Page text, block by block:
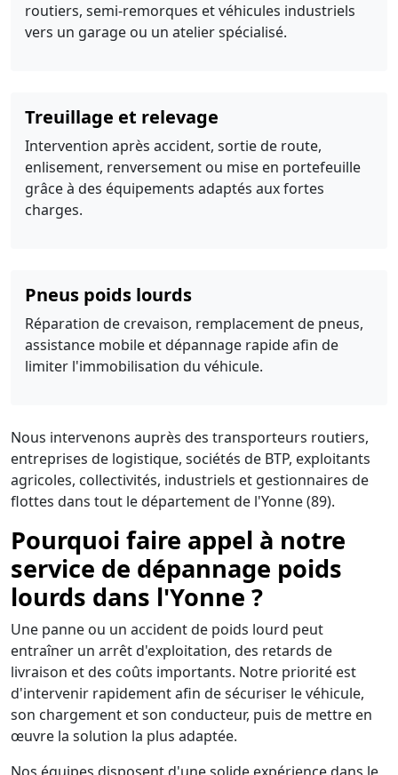
routiers, semi-remorques et véhicules industriels
vers un garage ou un atelier spécialisé.
Treuillage et relevage
Intervention après accident, sortie de route,
enlisement, renversement ou mise en portefeuille
grâce à des équipements adaptés aux fortes
charges.
Pneus poids lourds
Réparation de crevaison, remplacement de pneus,
assistance mobile et dépannage rapide afin de
limiter l'immobilisation du véhicule.
Nous intervenons auprès des transporteurs routiers,
entreprises de logistique, sociétés de BTP, exploitants
agricoles, collectivités, industriels et gestionnaires de
flottes dans tout le département de l'Yonne (89).
Pourquoi faire appel à notre
service de dépannage poids
lourds dans l'Yonne ?
Une panne ou un accident de poids lourd peut
entraîner un arrêt d'exploitation, des retards de
livraison et des coûts importants. Notre priorité est
d'intervenir rapidement afin de sécuriser le véhicule,
son chargement et son conducteur, puis de mettre en
œuvre la solution la plus adaptée.